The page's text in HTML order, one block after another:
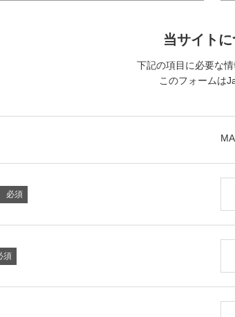
当サイト
下記の項目に必要な
このフォームは